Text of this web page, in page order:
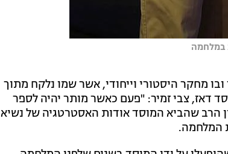
במלחמה
מחקר היסטורי וייחודי, אשר שמו נלקח מתוך
דאז, צבי זמיר: "פעם כאשר מותר יהיה לספר
הרב שהביא המוסד אודות האסטרטגיה של נשיא
המלחמה.